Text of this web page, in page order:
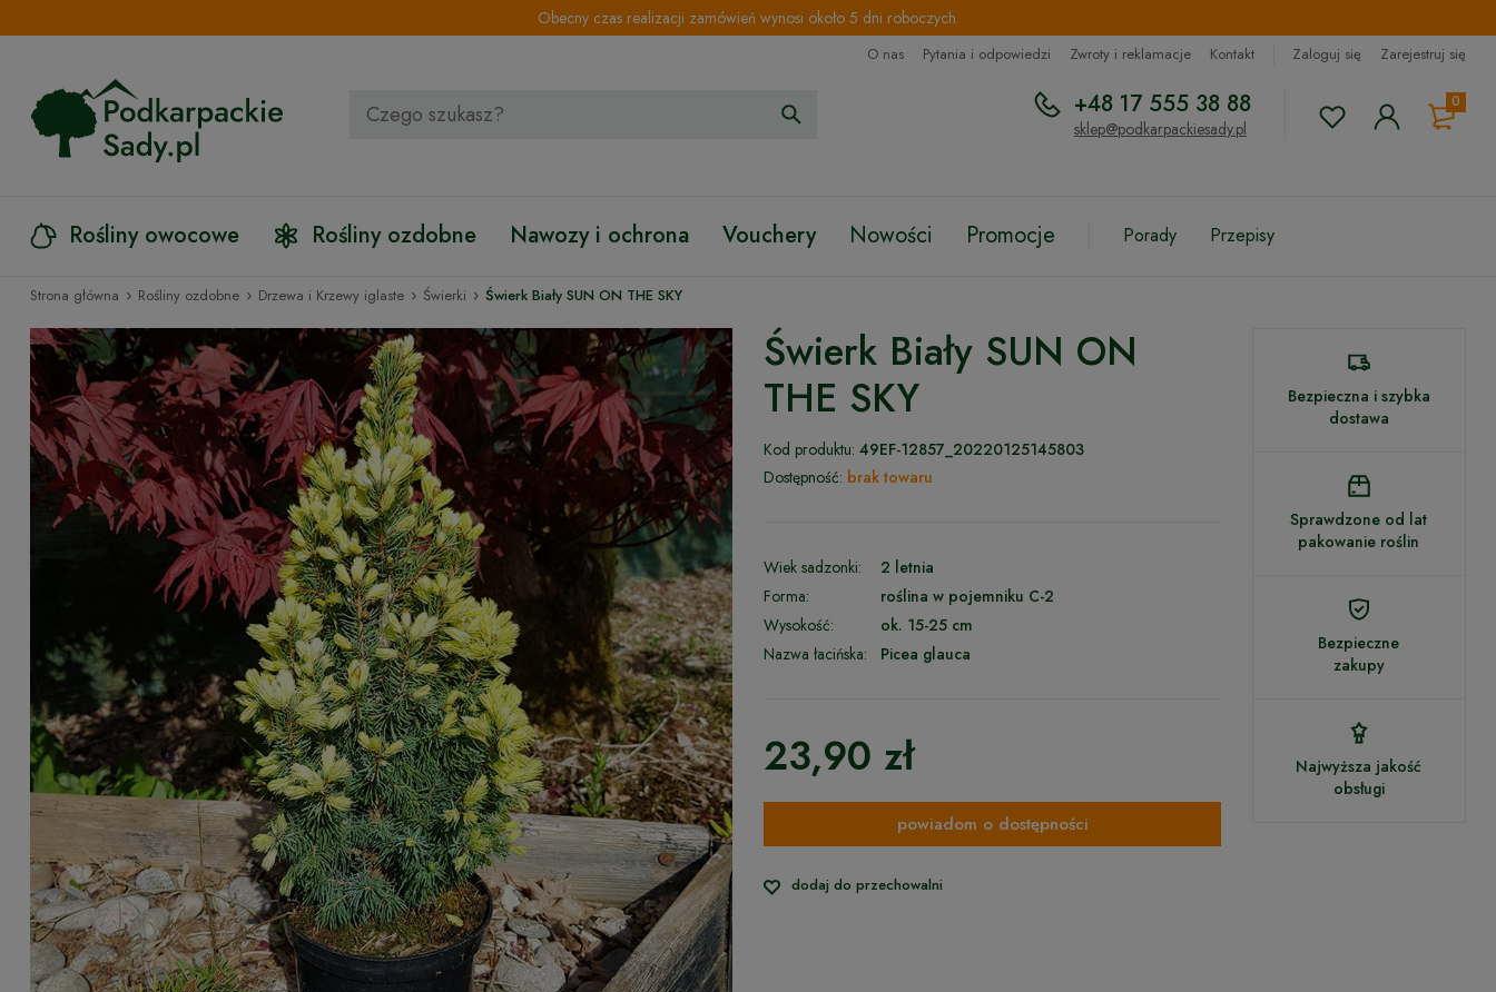
Obecny czas realizacji zamówień wynosi około 5 dni roboczych.
O nas Pytania i odpowiedzi Zwroty i reklamacje Kontakt Zaloguj się Zarejestruj się
0
+48 17 555 38 88
sklep@podkarpackiesady.pl
Rośliny owocowe Rośliny ozdobne Nawozy i ochrona Vouchery Nowości Promocje Porady Przepisy
Strona główna › Rośliny ozdobne › Drzewa i Krzewy iglaste › Świerki › Świerk Biały SUN ON THE SKY
Świerk Biały SUN ON
THE SKY
Kod produktu: 49EF-12857_20220125145803
Dostępność: brak towaru
Wiek sadzonki:
2 letnia
Forma:
roślina w pojemniku C-2
Wysokość:
ok. 15-25 cm
Nazwa łacińska:
Picea glauca
23,90 zł
powiadom o dostępności
dodaj do przechowalni
Bezpieczna i szybka
dostawa
Sprawdzone od lat
pakowanie roślin
Bezpieczne
zakupy
Najwyższa jakość
obsługi